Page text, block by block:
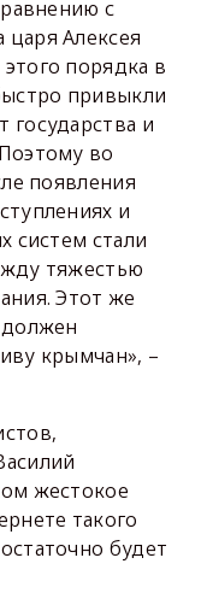
с
Алексея
порядка в
привыкли
и
во
появления
и
систем стали
тяжестью
Этот же
крымчан», –
жестокое
такого
будет